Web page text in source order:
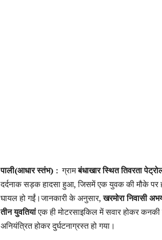
पाली(आधार स्तंभ) : ग्रामबंधाखार स्थित तिवरता
दर्दनाक सड़क हादसा हुआ, जिसमें एक युवक की मौके पर
घायल हो गईं।जानकारी के अनुसार,खरमोरा निवासी
तीन युवतियांएक ही मोटरसाइकिल में सवार होकर कनकी
अनियंत्रित होकर दुर्घटनाग्रस्त हो गया।